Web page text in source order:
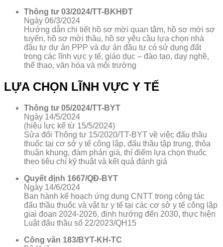
Thông tư 03/2024/TT-BKHĐT
Ngày 06/3/2024
Hướng dẫn chi tiết hồ sơ mời quan tâm, hồ sơ mời sơ
tuyển, hồ sơ mời thầu, hồ sơ yêu cầu lựa chọn nhà
đầu tư dự án PPP và dự án đầu tư có sử dụng đất
trong các lĩnh vực y tế, giáo dục – đào tạo, dạy nghề,
thể thao, văn hóa và môi trường
LỰA CHỌN LĨNH VỰC Y TẾ
Thông tư 05/2024/TT-BYT
Ngày 14/5/2024
(hiệu lực kể từ 15/5/2024)
Sửa đổi Thông tư 15/2020/TT-BYT về việc đấu thầu
thuốc tại cơ sở y tế công lập, đấu thầu tập trung, thỏa
thuận khung, đàm phán giá, thí điểm lựa chọn thuốc
theo tiêu chí kỹ thuật và kết quả đánh giá
Quyết định 1667/QĐ-BYT
Ngày 14/6/2024
Ban hành kế hoạch ứng dụng CNTT trong công tác
đấu thầu thuốc và vật tư y tế tại các cơ sở y tế công lập
giai đoạn 2024-2026, định hướng đến 2030, thực hiện
Luật đấu thầu số 22/2023/QH15
Công văn 183/BYT-KH-TC